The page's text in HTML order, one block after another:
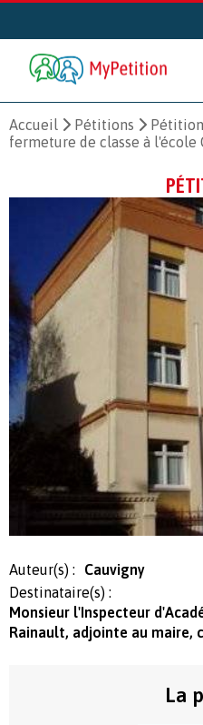
Accueil Pétitions
fermeture de classe à l'école
Auteur(s) :
Cauvigny
Destinataire(s) :
Monsieur l'Inspecteur
Rainault, adjointe au maire,
La